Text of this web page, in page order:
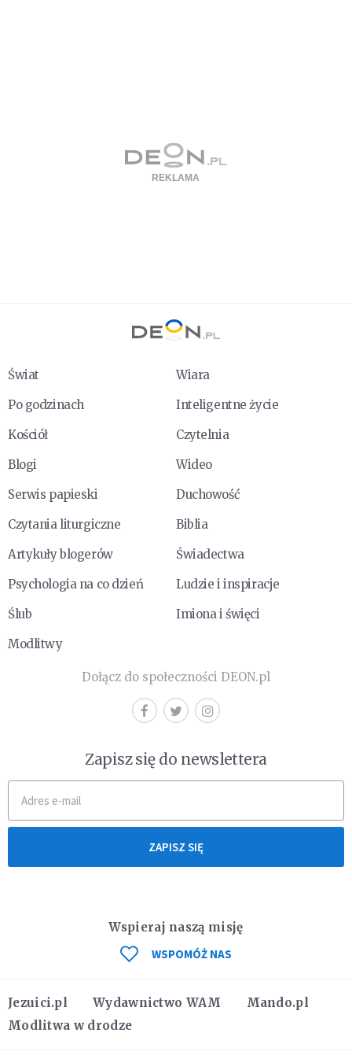
Świat
Wiara
Po godzinach
Inteligentne życie
Kościół
Czytelnia
Blogi
Wideo
Serwis papieski
Duchowość
Czytania liturgiczne
Biblia
Artykuły blogerów
Świadectwa
Psychologia na co dzień
Ludzie i inspiracje
Ślub
Imiona i święci
Modlitwy
Dołącz do społeczności DEON.pl
Zapisz się do newslettera
ZAPISZ SIĘ
Jezuici.pl Wydawnictwo WAM
Mando.pl
Modlitwa w drodze
Wspieraj naszą misję
WSPOMÓŻ NAS